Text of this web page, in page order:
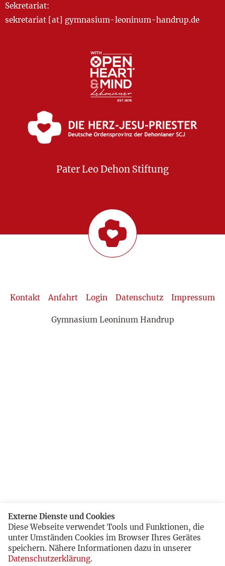
Sekretariat:
sekretariat [at] gymnasium-leoninum-handrup.de
Pater Leo Dehon Stiftung
Kontakt Anfahrt Login Datenschutz Impressum
Gymnasium Leoninum Handrup
Externe Dienste und Cookies
Diese Webseite verwendet Tools und Funktionen, die
unter Umständen Cookies im Browser Ihres Gerätes
speichern. Nähere Informationen dazu in unserer
Datenschutzerklärung.